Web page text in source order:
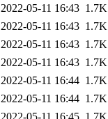
2022-05-11 16:43 1.7K
2022-05-11 16:43 1.7K
2022-05-11 16:43 1.7K
2022-05-11 16:43 1.7K
2022-05-11 16:44 1.7K
2022-05-11 16:44 1.7K